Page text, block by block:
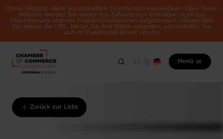
Diese Website dient ausschließlich zu Informationszwecken. Über diese
Website werden Sie weder zur Zahlung von Beiträgen noch zur
Durchführung anderer Finanztransaktionen aufgefordert. Überprüfen
Sie immer die URL, bevor Sie Ihre Daten eingeben, und wenden Sie
sich im Zweifelsfall direkt an uns.
Menü
Zurück zur Liste